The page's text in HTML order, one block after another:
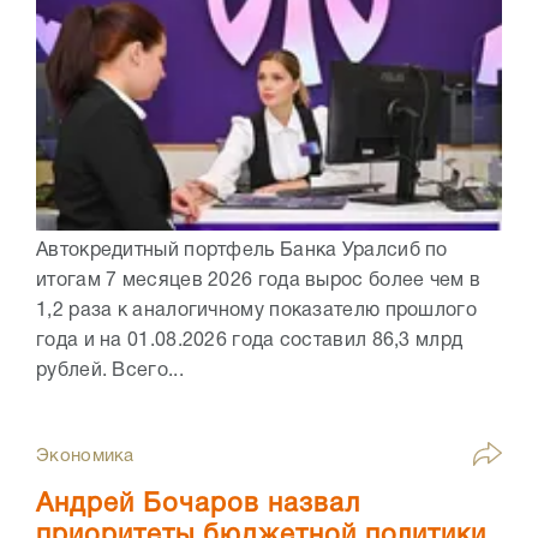
Автокредитный портфель Банка Уралсиб по
итогам 7 месяцев 2026 года вырос более чем в
1,2 раза к аналогичному показателю прошлого
года и на 01.08.2026 года составил 86,3 млрд
рублей. Всего...
Экономика
Андрей Бочаров назвал